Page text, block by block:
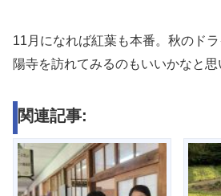
11月になれば紅葉も本番。秋のド
陽寺を訪れてみるのもいいかなと思
関連記事: